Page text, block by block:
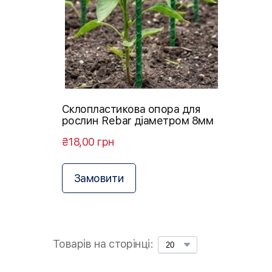
Склопластикова опора для
рослин Rebar діаметром 8мм
₴18,00 грн
Замовити
Товарів на сторінці: